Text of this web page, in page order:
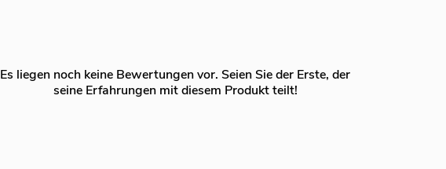
Es liegen noch keine Bewertungen vor. Seien Sie der Erste, der
seine Erfahrungen mit diesem Produkt teilt!